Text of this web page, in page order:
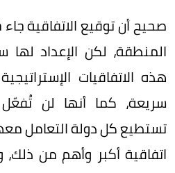
صحيح أن توقيع الاتفاقية
المنطقة، لكن الإعداد
هذه الاتفاقيات
سريعة، كما أنها لن
تستطيع كل دولة التعامل
اتفاقية أكبر وأهم من